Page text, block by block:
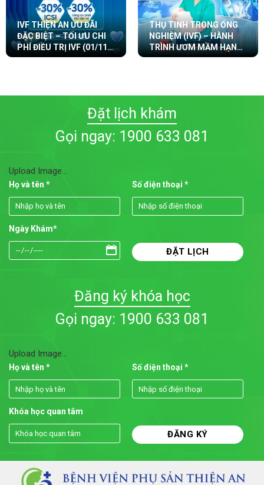
IVF THIỆN AN ƯU ĐÃI
ĐẶC BIỆT – TỐI ƯU CHI
PHÍ ĐIỀU TRỊ IVF (01/11 –
30/11/2025)
THỤ TINH TRONG ỐNG
NGHIỆM (IVF) – HÀNH
TRÌNH ƯƠM MẦM HẠNH
PHÚC TẠI IVF THIỆN AN
Đặt lịch khám
Gọi ngay: 1900 633 081
Upload Image...
Họ và tên * Số điện thoại *
Ngày Khám*
Đăng ký khóa học
Gọi ngay: 1900 633 081
Upload Image...
Họ và tên * Số điện thoại *
Khóa học quan tâm